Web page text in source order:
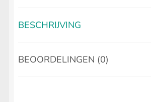
BESCHRIJVING
BEOORDELINGEN (0)